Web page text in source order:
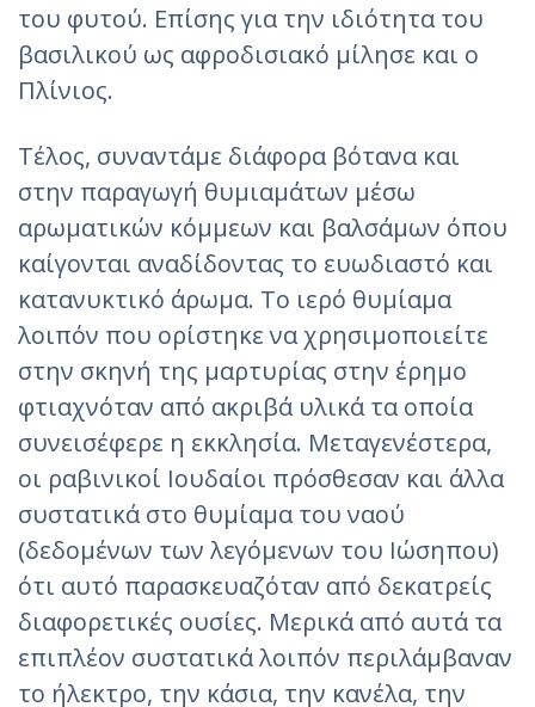
του φυτού. Επίσης για την ιδιότητα του
βασιλικού ως αφροδισιακό μίλησε και ο
Πλίνιος.
Τέλος, συναντάμε διάφορα βότανα και
στην παραγωγή θυμιαμάτων μέσω
αρωματικών κόμμεων και βαλσάμων όπου
καίγονται αναδίδοντας το ευωδιαστό και
κατανυκτικό άρωμα. Το ιερό θυμίαμα
λοιπόν που ορίστηκε να χρησιμοποιείτε
στην σκηνή της μαρτυρίας στην έρημο
φτιαχνόταν από ακριβά υλικά τα οποία
συνεισέφερε η εκκλησία. Μεταγενέστερα,
οι ραβινικοί Ιουδαίοι πρόσθεσαν και άλλα
συστατικά στο θυμίαμα του ναού
(δεδομένων των λεγόμενων του Ιώσηπου)
ότι αυτό παρασκευαζόταν από δεκατρείς
διαφορετικές ουσίες. Μερικά από αυτά τα
επιπλέον συστατικά λοιπόν περιλάμβαναν
το ήλεκτρο, την κάσια, την κανέλα, την